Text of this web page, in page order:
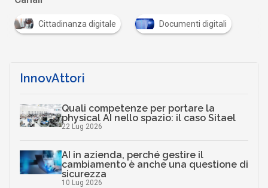
Cittadinanza digitale Documenti digitali
InnovAttori
Quali competenze per portare la
physical AI nello spazio: il caso Sitael
22 Lug 2026
AI in azienda, perché gestire il
cambiamento è anche una questione di
sicurezza
10 Lug 2026